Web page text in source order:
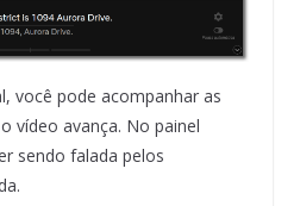
você pode acompanhar as
vídeo avança. No painel
sendo falada pelos